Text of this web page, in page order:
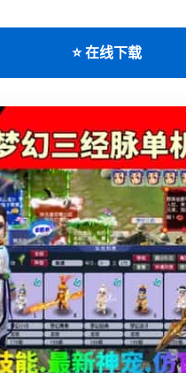
⭐ 在线下载